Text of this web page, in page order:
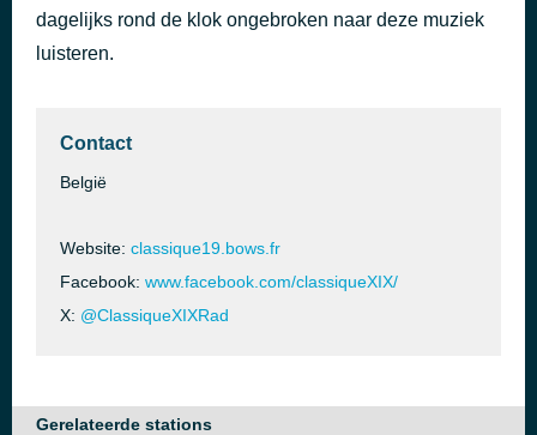
dagelijks rond de klok ongebroken naar deze muziek
luisteren.
Contact
België
Website: classique19.bows.fr
Facebook: www.facebook.com/classiqueXIX/
X: @ClassiqueXIXRad
Gerelateerde stations